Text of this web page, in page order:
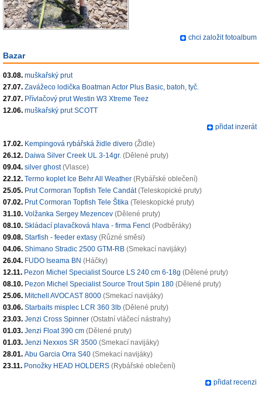
chci založit fotoalbum
Bazar
03.08. muškařský prut
27.07. Zavážeco lodička Boatman Actor Plus Basic, batoh, tyč.
27.07. Přívlačový prut Westin W3 Xtreme Teez
12.06. muškařský prut SCOTT
přidat inzerát
17.02. Kempingová rybářská židle divero (Židle)
26.12. Daiwa Silver Creek UL 3-14gr. (Dělené pruty)
09.04. silver ghost (Vlasce)
22.12. Termo koplet Ice Behr All Weather (Rybářské oblečení)
25.05. Prut Cormoran Topfish Tele Candát (Teleskopické pruty)
07.02. Prut Cormoran Topfish Tele Štika (Teleskopické pruty)
31.10. Volžanka Sergey Mezencev (Dělené pruty)
08.10. Skládací plavačková hlava - firma Fencl (Podběráky)
09.08. Starfish - feeder extasy (Různé směsi)
04.06. Shimano Stradic 2500 GTM-RB (Smekací navijáky)
26.04. FUDO Iseama BN (Háčky)
12.11. Pezon Michel Specialist Source LS 240 cm 6-18g (Dělené pruty)
08.10. Pezon Michel Specialist Source Trout Spin 180 (Dělené pruty)
25.06. Mitchell AVOCAST 8000 (Smekací navijáky)
03.06. Starbaits misplec LCR 360 3lb (Dělené pruty)
23.03. Jenzi Cross Spinner (Ostatní vláčecí nástrahy)
01.03. Jenzi Float 390 cm (Dělené pruty)
01.03. Jenzi Nexxos SR 3500 (Smekací navijáky)
28.01. Abu Garcia Orra S40 (Smekací navijáky)
23.11. Ponožky HEAD HOLDERS (Rybářské oblečení)
přidat recenzi